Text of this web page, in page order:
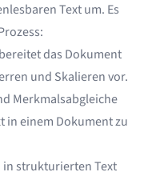
Text um. Es
das Dokument
und Skalieren vor.
Merkmalsabgleiche
in einem Dokument zu
in strukturierten Text